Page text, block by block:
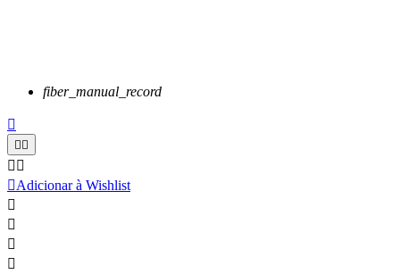
fiber_manual_record

 
 
Adicionar à Wishlist



